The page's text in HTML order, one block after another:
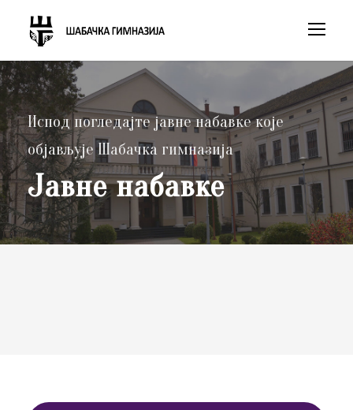
Испод погледајте јавне набавке које
објављује Шабачка гимназија
Јавне набавке